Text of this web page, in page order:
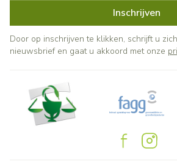
Inschrijven
Door op inschrijven te klikken, schrijft u
nieuwsbrief en gaat u akkoord met onze